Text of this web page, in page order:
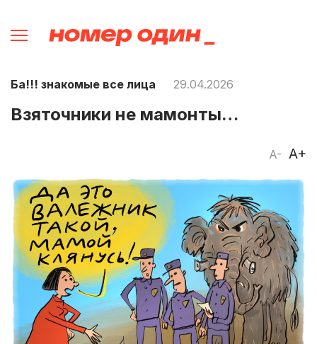
Ба!!! знакомые все лица 29.04.2026
Взяточники не мамонты…
A- A+